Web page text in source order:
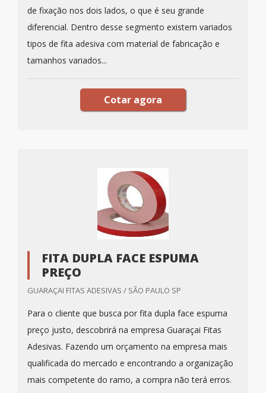
de fixação nos dois lados, o que é seu grande
diferencial. Dentro desse segmento existem variados
tipos de fita adesiva com material de fabricação e
tamanhos variados...
Cotar agora
FITA DUPLA FACE ESPUMA
PREÇO
GUARAÇAI FITAS ADESIVAS / SÃO PAULO SP
Para o cliente que busca por fita dupla face espuma
preço justo, descobrirá na empresa Guaraçai Fitas
Adesivas. Fazendo um orçamento na empresa mais
qualificada do mercado e encontrando a organização
mais competente do ramo, a compra não terá erros.